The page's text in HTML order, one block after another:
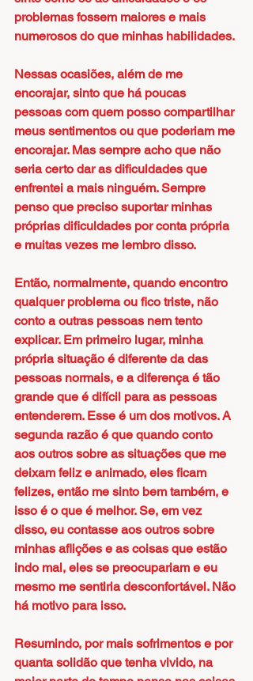
problemas fossem maiores e mais
numerosos do que minhas habilidades.
Nessas ocasiões, além de me
encorajar, sinto que há poucas
pessoas com quem posso compartilhar
meus sentimentos ou que poderiam me
encorajar. Mas sempre acho que não
seria certo dar as dificuldades que
enfrentei a mais ninguém. Sempre
penso que preciso suportar minhas
próprias dificuldades por conta própria
e muitas vezes me lembro disso.
Então, normalmente, quando encontro
qualquer problema ou fico triste, não
conto a outras pessoas nem tento
explicar. Em primeiro lugar, minha
própria situação é diferente da das
pessoas normais, e a diferença é tão
grande que é difícil para as pessoas
entenderem. Esse é um dos motivos. A
segunda razão é que quando conto
aos outros sobre as situações que me
deixam feliz e animado, eles ficam
felizes, então me sinto bem também, e
isso é o que é melhor. Se, em vez
disso, eu contasse aos outros sobre
minhas aflições e as coisas que estão
indo mal, eles se preocupariam e eu
mesmo me sentiria desconfortável. Não
há motivo para isso.
Resumindo, por mais sofrimentos e por
quanta solidão que tenha vivido, na